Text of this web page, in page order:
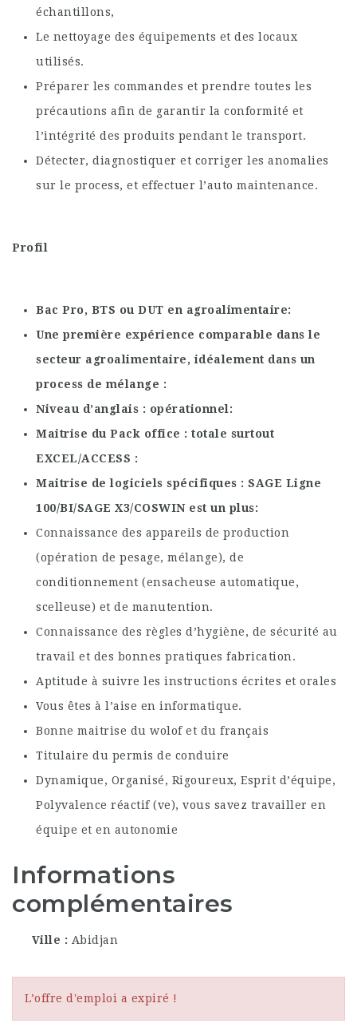
échantillons,
Le nettoyage des équipements et des locaux
utilisés.
Préparer les commandes et prendre toutes les
précautions afin de garantir la conformité et
l’intégrité des produits pendant le transport.
Détecter, diagnostiquer et corriger les anomalies
sur le process, et effectuer l’auto maintenance.
Profil
Bac Pro, BTS ou DUT en agroalimentaire
Une première expérience comparable dans le
secteur agroalimentaire, idéalement dans un
process de mélange
Niveau d’anglais : opérationnel
Maitrise du Pack office : totale surtout
EXCEL/ACCESS
Maitrise de logiciels spécifiques : SAGE Ligne
100/BI/SAGE X3/COSWIN est un plus
Connaissance des appareils de production
(opération de pesage, mélange), de
conditionnement (ensacheuse automatique,
scelleuse) et de manutention.
Connaissance des règles d’hygiène, de sécurité au
travail et des bonnes pratiques fabrication.
Aptitude à suivre les instructions écrites et orales
Vous êtes à l’aise en informatique.
Bonne maitrise du wolof et du français
Titulaire du permis de conduire
Dynamique, Organisé, Rigoureux, Esprit d’équipe,
Polyvalence réactif (ve), vous savez travailler en
équipe et en autonomie
Informations
complémentaires
Ville Abidjan
L’offre d'emploi a expiré !